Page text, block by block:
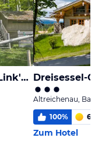
Wohlfühl-Bio-Bergbauernhof Link'n Hof Dreisessel-
Altreichenau,
100% 6,0
Zum Hotel